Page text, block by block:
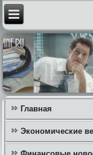
Главная
Экономические